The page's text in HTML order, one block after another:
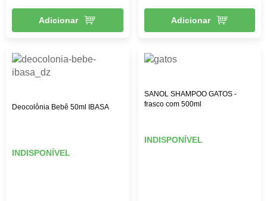
Adicionar Adicionar
Deocolônia Bebê 50ml IBASA
INDISPONÍVEL
SANOL SHAMPOO GATOS -
frasco com 500ml
INDISPONÍVEL